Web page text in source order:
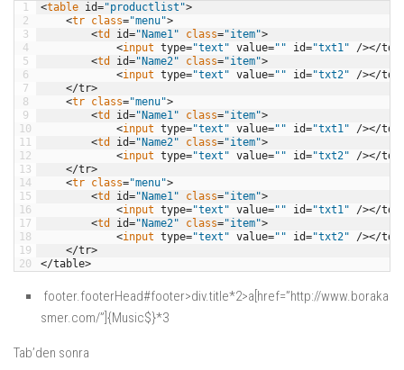
1
2
3
4
5
6
7
8
9
10
11
12
13
14
15
16
17
18
19
20
<table id="productlist">
<tr class="menu">
<td id="Name1" class="item">
<input type="text" value="" id="txt1" /></td
<td id="Name2" class="item">
<input type="text" value="" id="txt2" /></td
</tr>
<tr class="menu">
<td id="Name1" class="item">
<input type="text" value="" id="txt1" /></td
<td id="Name2" class="item">
<input type="text" value="" id="txt2" /></td
</tr>
<tr class="menu">
<td id="Name1" class="item">
<input type="text" value="" id="txt1" /></td
<td id="Name2" class="item">
<input type="text" value="" id="txt2" /></td
</tr>
</table>
footer.footerHead#footer>div.title*2>a[href=”http://www.boraka
smer.com/”]{Music$}*3
Tab’den sonra